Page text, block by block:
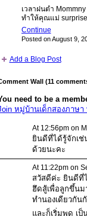
เวลาฝนตำ
ทำให้คุณแม่
Continue
Posted on August 9,
Add a Blog Post
Wall (11
need to be a
หมู่บ้านเด็กสองภาษา
At 12:56pm on
ยินดีที่ได้รู้จักเช่
ด้วยนะคะ
At 11:22pm on
สวัสดีค่ะ ยินดีที่
ฮึดสู้เพื่อลูกขึ้นม
ทำนองเดียวกัน
และก็เริ่มพูด เ